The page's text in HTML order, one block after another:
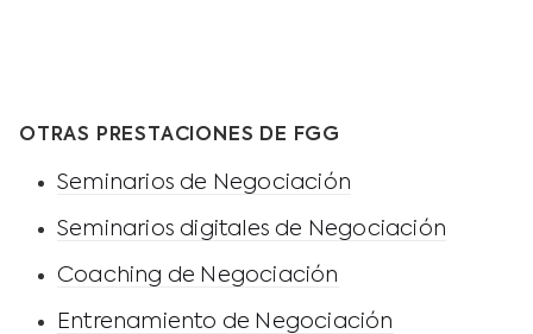
OTRAS PRESTACIONES DE FGG
Seminarios de Negociación
Seminarios digitales de Negociación
Coaching de Negociación
Entrenamiento de Negociación